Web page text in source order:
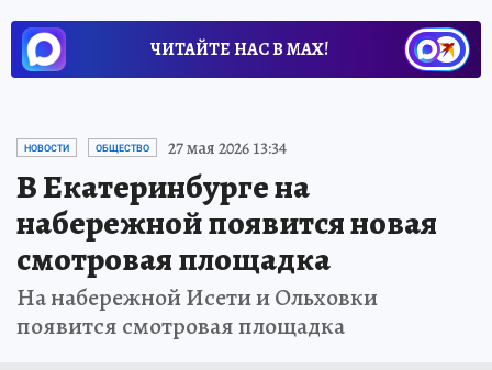
ЧИТАЙТЕ НАС В МАХ!
НОВОСТИ ОБЩЕСТВО 27 мая 2026 13:34
В Екатеринбурге на
набережной появится новая
смотровая площадка
На набережной Исети и Ольховки
появится смотровая площадка